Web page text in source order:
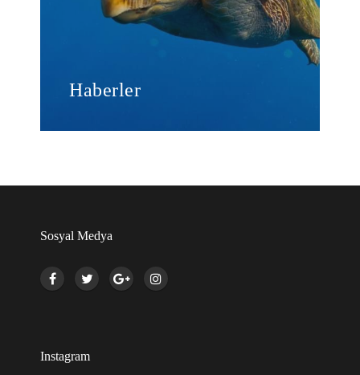
Haberler
Sosyal Medya
Instagram